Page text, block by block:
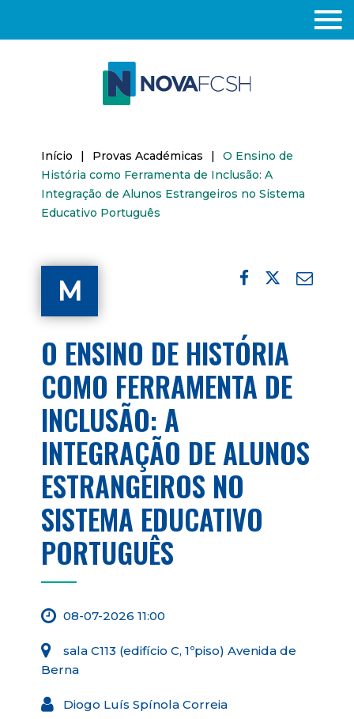
Início | Provas Académicas |
O Ensino de
História como Ferramenta de Inclusão: A
Integração de Alunos Estrangeiros no Sistema
Educativo Português
M
O ENSINO DE HISTÓRIA
COMO FERRAMENTA DE
INCLUSÃO: A
INTEGRAÇÃO DE ALUNOS
ESTRANGEIROS NO
SISTEMA EDUCATIVO
PORTUGUÊS
08-07-2026 11:00
sala C113 (edifício C, 1ºpiso) Avenida de
Berna
Diogo Luís Spínola Correia